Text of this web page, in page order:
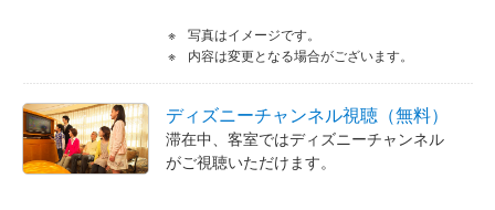
写真はイメージです。
内容は変更となる場合がございます。
ディズニーチャンネル視聴（無料）
滞在中、客室ではディズニーチャンネル
がご視聴いただけます。